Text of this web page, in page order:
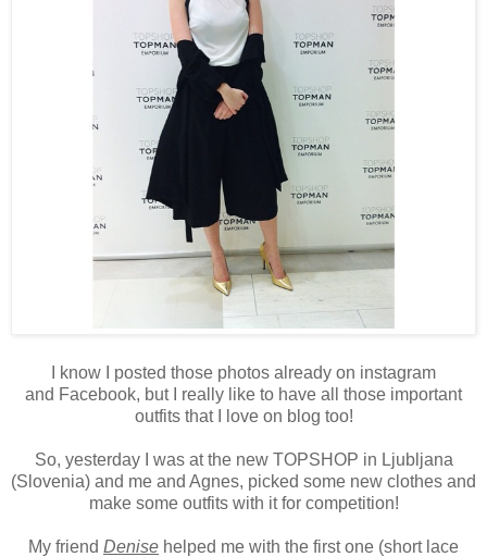
I know I posted those photos already on instagram
and Facebook, but I really like to have all those important
outfits that I love on blog too!
So, yesterday I was at the new TOPSHOP in Ljubljana
(Slovenia) and me and Agnes, picked some new clothes and
make some outfits with it for competition!
My friend Denise helped me with the first one (short lace